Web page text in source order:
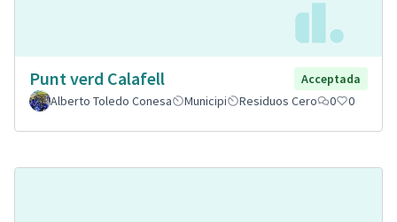
Punt verd Calafell
Acceptada
Alberto Toledo Conesa
Municipi Residuos Cero 0 0